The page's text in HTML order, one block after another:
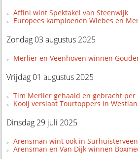
Affini wint Spektakel van Steenwijk
Europees kampioenen Wiebes en
Zondag 03 augustus 2025
Merlier en Veenhoven winnen
Vrijdag 01 augustus 2025
Tim Merlier gehaald en gebracht
Kooij verslaat Tourtoppers in
Dinsdag 29 juli 2025
Arensman wint ook in Surhuisterveen
Arensman en Van Dijk winnen